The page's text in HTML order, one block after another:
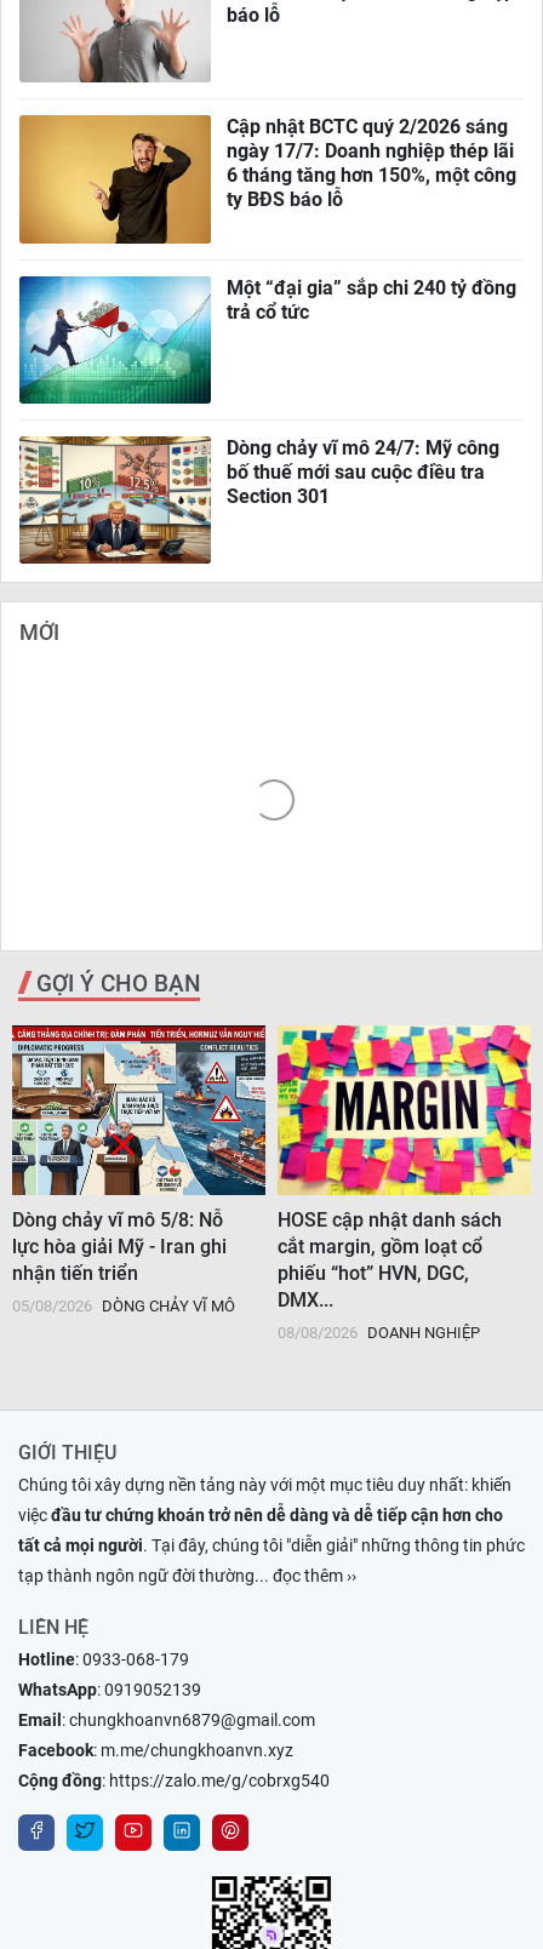
báo lỗ
Cập nhật BCTC quý 2/2026 sáng
ngày 17/7: Doanh nghiệp thép lãi
6 tháng tăng hơn 150%, một công
ty BĐS báo lỗ
Một “đại gia” sắp chi 240 tỷ đồng
trả cổ tức
Dòng chảy vĩ mô 24/7: Mỹ công
bố thuế mới sau cuộc điều tra
Section 301
MỚI
GỢI Ý CHO BẠN
Dòng chảy vĩ mô 5/8: Nỗ
lực hòa giải Mỹ - Iran ghi
nhận tiến triển
05/08/2026 DÒNG CHẢY VĨ MÔ
HOSE cập nhật danh sách
cắt margin, gồm loạt cổ
phiếu “hot” HVN, DGC,
DMX...
08/08/2026 DOANH NGHIỆP
GIỚI THIỆU
Chúng tôi xây dựng nền tảng này với một mục tiêu duy nhất: khiến
việcđầu tư chứng khoán trở nên dễ dàng và dễ tiếp cận hơn cho
tất cả mọi người. Tại đây, chúng tôi "diễn giải" những thông tin phức
tạp thành ngôn ngữ đời thường... đọc thêm ››
LIÊN HỆ
Hotline:0933-068-179
WhatsApp:0919052139
Email :chungkhoanvn6879@gmail.com
Facebook: m.me/chungkhoanvn.xyz
Cộng đồng: https://zalo.me/g/cobrxg540